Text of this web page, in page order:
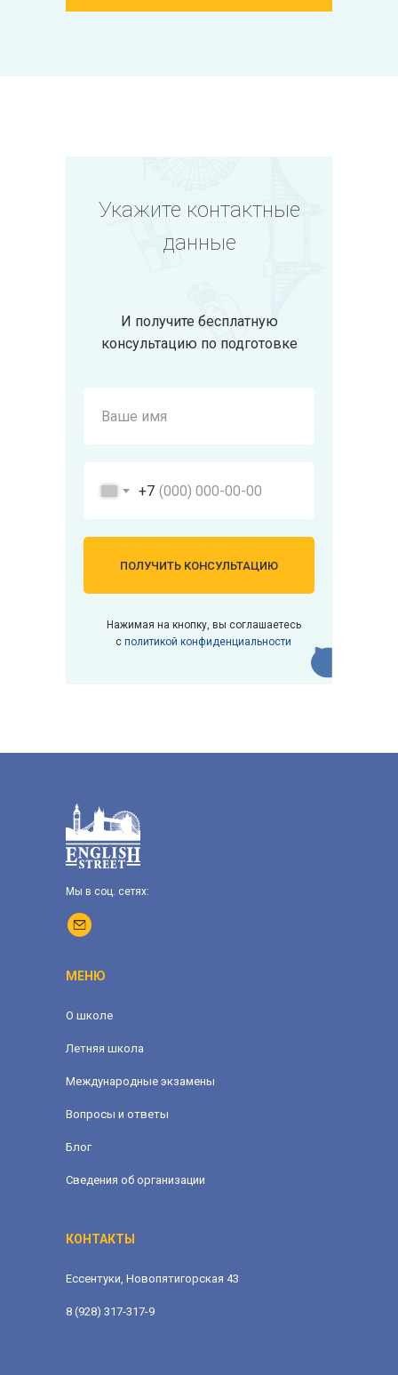
Нажимая на кнопку, вы соглашаетесь
с политикой конфиденциальности
Укажите контактные
данные
И получите бесплатную
консультацию по подготовке
+7
ПОЛУЧИТЬ КОНСУЛЬТАЦИЮ
О школе
Летняя школа
Международные экзамены
Вопросы и ответы
Блог
Сведения об организации
МЕНЮ
КОНТАКТЫ
Ессентуки, Новопятигорская 43
8 (928) 317-317-9
Мы в соц. сетях: